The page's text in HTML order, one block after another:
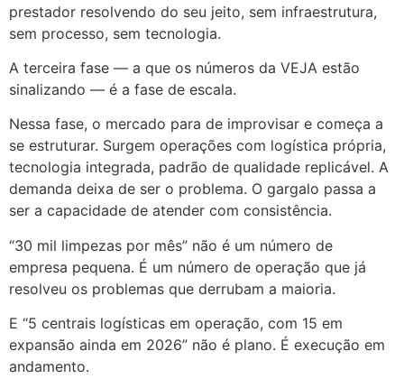
prestador resolvendo do seu jeito, sem infraestrutura,
sem processo, sem tecnologia.
A terceira fase — a que os números da VEJA estão
sinalizando — é a fase de escala.
Nessa fase, o mercado para de improvisar e começa a
se estruturar. Surgem operações com logística própria,
tecnologia integrada, padrão de qualidade replicável. A
demanda deixa de ser o problema. O gargalo passa a
ser a capacidade de atender com consistência.
“30 mil limpezas por mês” não é um número de
empresa pequena. É um número de operação que já
resolveu os problemas que derrubam a maioria.
E “5 centrais logísticas em operação, com 15 em
expansão ainda em 2026” não é plano. É execução em
andamento.